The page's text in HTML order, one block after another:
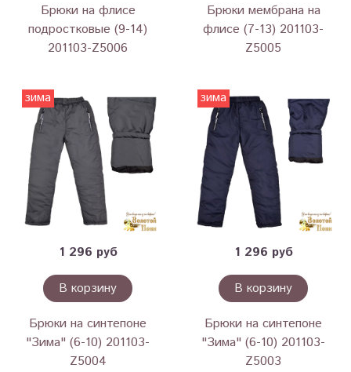
Брюки на флисе
подростковые (9-14)
201103-Z5006
Брюки мембрана на
флисе (7-13) 201103-
Z5005
зима
1 296 руб
В корзину
Брюки на синтепоне
"Зима" (6-10) 201103-
Z5004
зима
1 296 руб
В корзину
Брюки на синтепоне
"Зима" (6-10) 201103-
Z5003